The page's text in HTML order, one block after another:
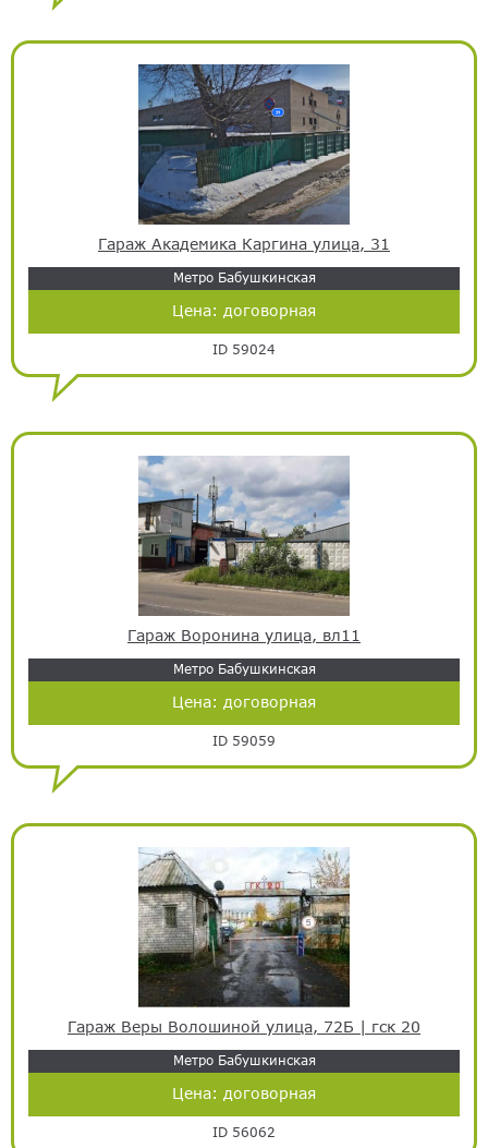
Гараж Академика Каргина улица, 31
Метро Бабушкинская
Цена: договорная
ID 59024
Гараж Воронина улица, вл11
Метро Бабушкинская
Цена: договорная
ID 59059
Гараж Веры Волошиной улица, 72Б | гск 20
Метро Бабушкинская
Цена: договорная
ID 56062